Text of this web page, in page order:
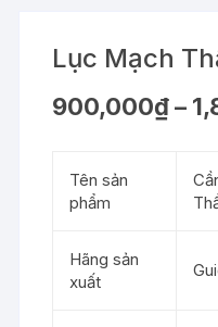
Lục Mạch
900,000₫ –
Tên sản
phẩm
Hãng sản
xuất